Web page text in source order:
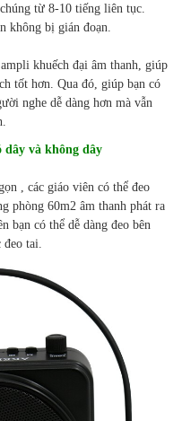
từ 8-10 tiếng liên tục.
không bị gián đoạn.
khuếch đại âm thanh, giúp
tốt hơn. Qua đó, giúp bạn có
nghe dễ dàng hơn mà vẫn
và không dây
, các giáo viên có thể đeo
phòng 60m2 âm thanh phát ra
bạn có thể dễ dàng đeo bên
tai.